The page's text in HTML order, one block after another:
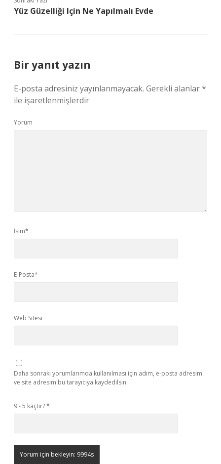
Yüz Güzelliği Için Ne Yapılmalı Evde
Bir yanıt yazın
E-posta adresiniz yayınlanmayacak. Gerekli alanlar*
ile işaretlenmişlerdir
Yorum
İsim*
E-Posta*
Web Sitesi
Daha sonraki yorumlarımda kullanılması için adım, e-posta adresim
ve site adresim bu tarayıcıya kaydedilsin.
9 - 5 kaçtır?*